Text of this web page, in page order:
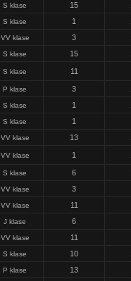
S klase 15
S klase 1
VV klase 3
S klase 15
S klase 11
P klase 3
S klase 1
S klase
1
VV klase 13
VV klase 1
S klase 6
VV klase
3
VV klase
11
J klase
6
VV klase
11
S klase 10
P klase 13